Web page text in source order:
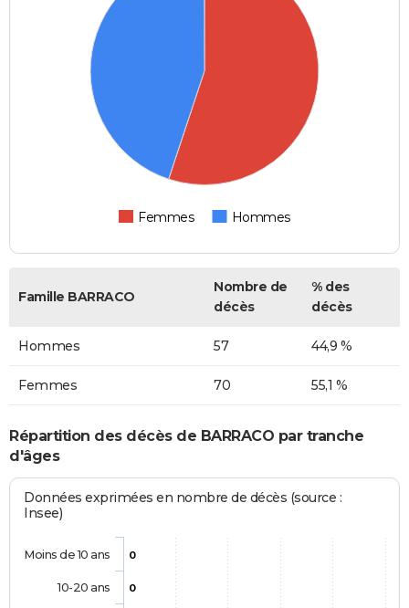
Femmes Hommes
Famille BARRACO
Nombre de
décès
% des
décès
Hommes 57 44,9 %
Femmes 70 55,1 %
Répartition des décès de BARRACO par tranche
d'âges
Données exprimées en nombre de décès (source :
Insee)
0
0
Moins de 10 ans
10-20 ans